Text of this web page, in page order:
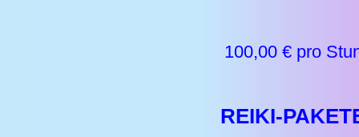
100,00 € pro
REIKI-